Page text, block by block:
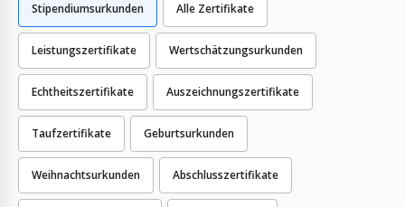
Alle Zertifikate
Leistungszertifikate Wertschätzungsurkunden
Echtheitszertifikate Auszeichnungszertifikate
Taufzertifikate Geburtsurkunden
Weihnachtsurkunden Abschlusszertifikate
Stipendiumsurkunden